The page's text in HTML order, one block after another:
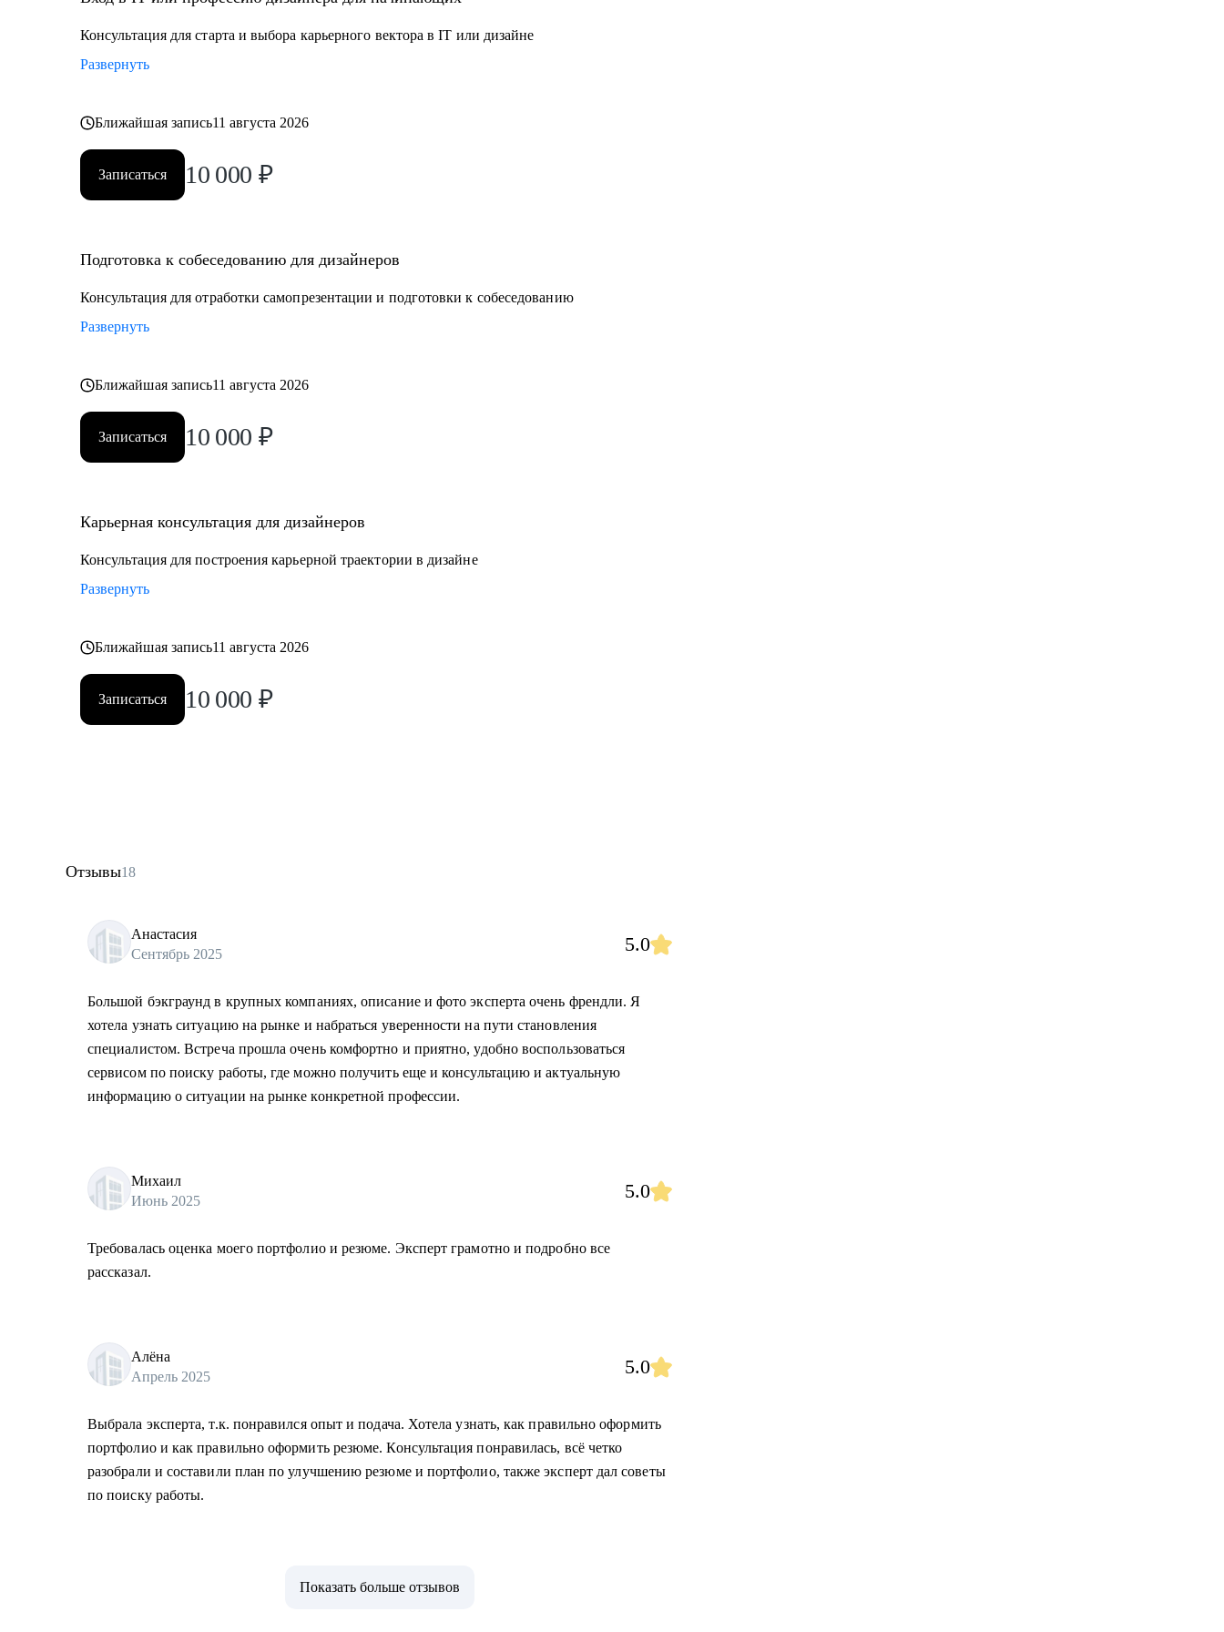
• Тем, кто хочет стать дизайнером в IT
• Тем, кто хочет войти в IT и начать строить карьеру с нуля, но не знает с чего начать
Обращайся ко мне, если нужна помощь с трудоустройством, ростом на текущем месте работы или
Консультация для старта и выбора карьерного вектора в IT или дизайне
Развернуть
Ближайшая запись11 августа 2026
Записаться 10 000 ₽
Подготовка к собеседованию для дизайнеров
Консультация для отработки самопрезентации и подготовки к собеседованию
Развернуть
Ближайшая запись11 августа 2026
Записаться 10 000 ₽
Карьерная консультация для дизайнеров
Консультация для построения карьерной траектории в дизайне
Развернуть
Ближайшая запись11 августа 2026
Записаться 10 000 ₽
Отзывы18
Анастасия
Сентябрь 2025
5.0
Большой бэкграунд в крупных компаниях, описание и фото эксперта очень френдли. Я
хотела узнать ситуацию на рынке и набраться уверенности на пути становления
специалистом. Встреча прошла очень комфортно и приятно, удобно воспользоваться
сервисом по поиску работы, где можно получить еще и консультацию и актуальную
информацию о ситуации на рынке конкретной профессии.
Михаил
Июнь 2025
5.0
Требовалась оценка моего портфолио и резюме. Эксперт грамотно и подробно все
рассказал.
Алёна
Апрель 2025
5.0
Выбрала эксперта, т.к. понравился опыт и подача. Хотела узнать, как правильно оформить
портфолио и как правильно оформить резюме. Консультация понравилась, всё четко
разобрали и составили план по улучшению резюме и портфолио, также эксперт дал советы
по поиску работы.
Показать больше отзывов